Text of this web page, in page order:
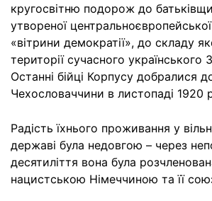
кругосвітню подорож до
утвореної центральноєвропейської
«вітрини демократії», до складу
території сучасного українського
Останні бійці Корпусу добралися
Чехословаччини в листопаді 1920
Радість їхнього проживання у
державі була недовгою – через
десятиліття вона була
нацистською Німеччиною та її